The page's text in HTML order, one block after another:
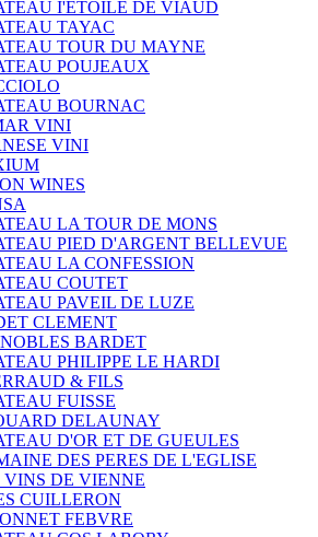
I'ETOILE DE VIAUD
TAYAC
TOUR DU MAYNE
POUJEAUX
BOURNAC
VINI
VINI
WINES
LA TOUR DE MONS
PIED D'ARGENT BELLEVUE
LA CONFESSION
COUTET
PAVEIL DE LUZE
CLEMENT
BARDET
PHILIPPE LE HARDI
& FILS
FUISSE
DELAUNAY
D'OR ET DE GUEULES
DES PERES DE L'EGLISE
VINS DE VIENNE
CUILLERON
FEBVRE